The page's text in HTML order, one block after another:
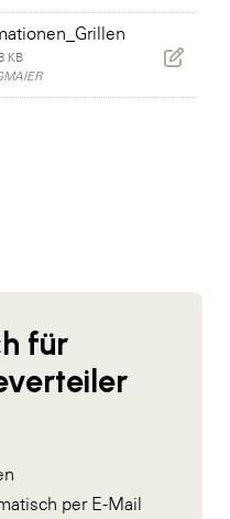
KB
für
per E-Mail